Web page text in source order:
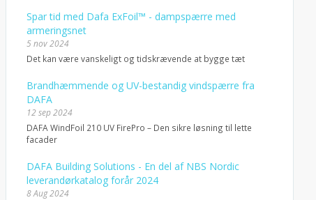
Spar tid med Dafa ExFoil™ - dampspærre med
armeringsnet
5 nov 2024
Det kan være vanskeligt og tidskrævende at bygge tæt
Brandhæmmende og UV-bestandig vindspærre fra
DAFA
12 sep 2024
DAFA WindFoil 210 UV FirePro – Den sikre løsning til lette
facader
DAFA Building Solutions - En del af NBS Nordic
leverandørkatalog forår 2024
8 Aug 2024